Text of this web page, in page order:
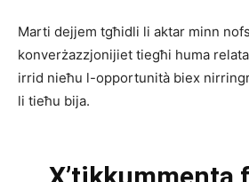
Marti dejjem tgħidli li aktar minn
konverżazzjonijiet tiegħi huma
irrid nieħu l-opportunità biex
li tieħu bija.